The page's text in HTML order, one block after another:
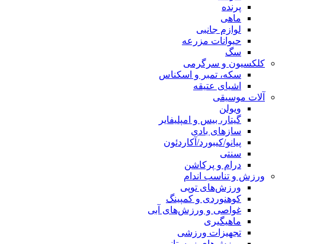
پرنده
ماهی
لوازم جانبی
حیوانات مزرعه
سگ
کلکسیون و سرگرمی
سکه، تمبر و اسکناس
اشیای عتیقه
آلات موسیقی
ویولن
گیتار، بیس و امپلیفایر
سازهای بادی
پیانو/کیبورد/آکاردئون
سنتی
درام و پرکاشن
ورزش و تناسب اندام
ورزش‌های توپی
کوهنوردی و کمپینگ
غواصی و ورزش‌های آبی
ماهیگیری
تجهیزات ورزشی